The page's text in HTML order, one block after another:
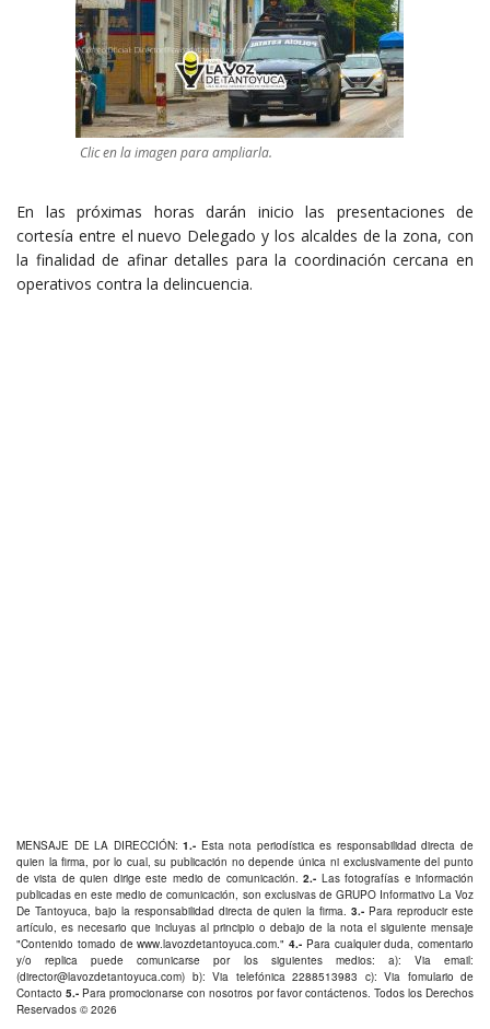
Clic en la imagen para ampliarla.
En las próximas horas darán inicio las presentaciones de
cortesía entre el nuevo Delegado y los alcaldes de la zona, con
la finalidad de afinar detalles para la coordinación cercana en
operativos contra la delincuencia.
MENSAJE DE LA DIRECCIÓN:1.- Esta nota periodística es responsabilidad directa de
quien la firma, por lo cual, su publicación no depende única ni exclusivamente del punto
de vista de quien dirige este medio de comunicación.2.- Las fotografías e información
publicadas en este medio de comunicación, son exclusivas de GRUPO Informativo La Voz
De Tantoyuca, bajo la responsabilidad directa de quien la firma.3.- Para reproducir este
artículo, es necesario que incluyas al principio o debajo de la nota el siguiente mensaje
"Contenido tomado dewww.lavozdetantoyuca.com ." 4.- Para cualquier duda, comentario
y/o replica puede comunicarse por los siguientes medios: a): Via email:
(director@lavozdetantoyuca.com) b): Via telefónica 2288513983 c): Via fomulario de
Contacto 5.- Para promocionarse con nosotros por favorcontáctenos. Todos los Derechos
Reservados © 2026